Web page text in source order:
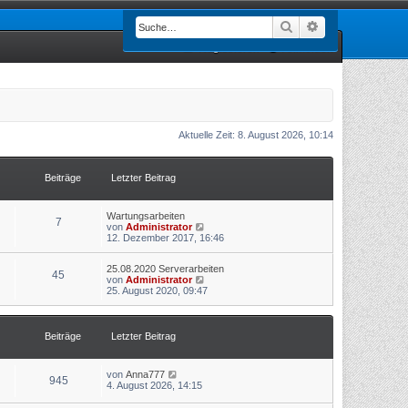
Suche
Aktuelle Zeit: 8. August 2026, 10:14
Beiträge Letzter Beitrag
7
Wartungsarbeiten
von Administrator
e
s
e
B
r
12. Dezember 2017, 16:46
45
25.08.2020 Serverarbeiten
von Administrator
e
25. August 2020, 09:47
Beiträge Letzter Beitrag
945 von Anna777
e
e
4. August 2026, 14:15